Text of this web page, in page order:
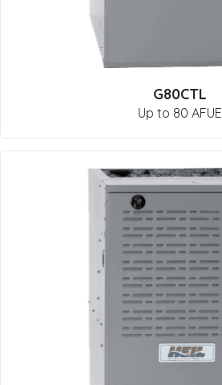
G80CTL
Up to 80 AFUE